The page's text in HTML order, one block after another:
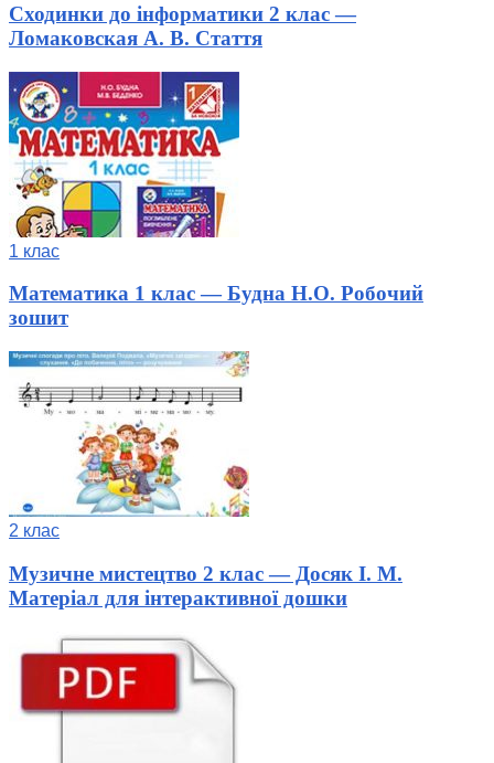
Сходинки до інформатики 2 клас —
Ломаковская А. В. Стаття
1 клас
Математика 1 клас — Будна Н.О. Робочий
зошит
2 клас
Музичне мистецтво 2 клас — Досяк І. М.
Матеріал для інтерактивної дошки